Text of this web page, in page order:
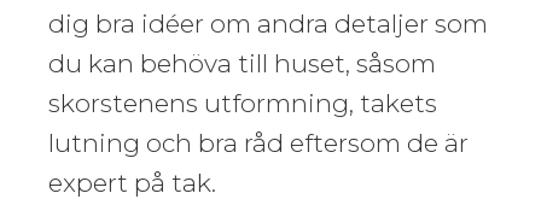
dig bra idéer om andra detaljer som
du kan behöva till huset, såsom
skorstenens utformning, takets
lutning och bra råd eftersom de är
expert på tak.